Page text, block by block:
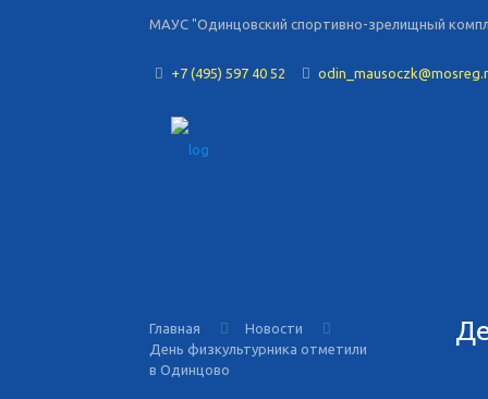
МАУС "Одинцовский спортивно-зрелищный
+7 (495) 597 40 52
Главная
Новости
День физкультурника отметили
в Одинцово